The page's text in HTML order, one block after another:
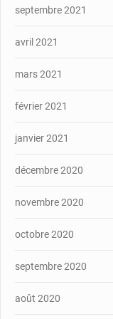
septembre 2021
avril 2021
mars 2021
février 2021
janvier 2021
décembre 2020
novembre 2020
octobre 2020
septembre 2020
août 2020